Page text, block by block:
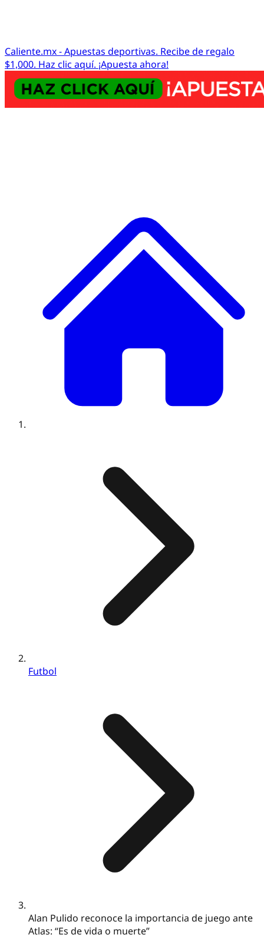
Caliente.mx - Apuestas deportivas. Recibe de regalo
$1,000. Haz clic aquí. ¡Apuesta ahora!
Futbol
Alan Pulido reconoce la importancia de juego ante
Atlas: “Es de vida o muerte”